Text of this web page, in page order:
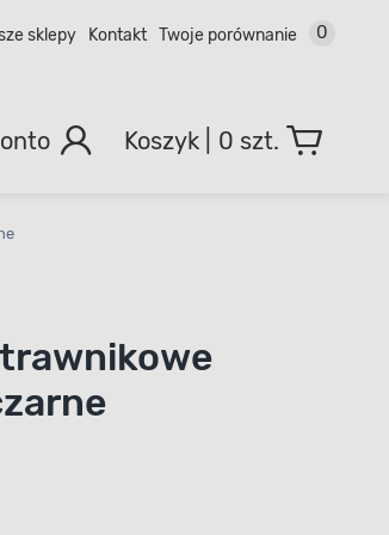
sklepy Kontakt Twoje porównanie 0
0 szt.